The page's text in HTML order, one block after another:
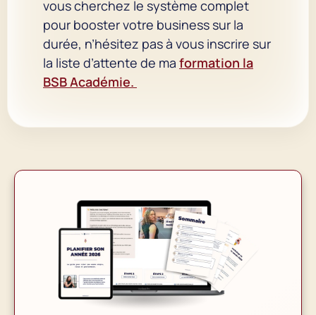
vous cherchez le système complet
pour booster votre business sur la
durée, n’hésitez pas à vous inscrire sur
la liste d’attente de ma formation la
BSB Académie.